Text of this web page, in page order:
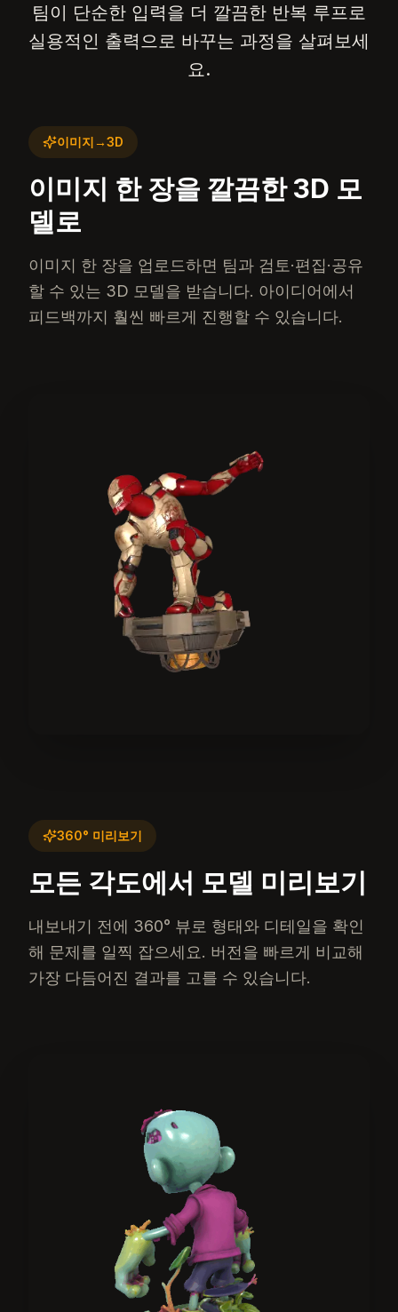
팀이 단순한 입력을 더 깔끔한 반복 루프로
실용적인 출력으로 바꾸는 과정을 살펴보세
요.
이미지→3D
이미지 한 장을 깔끔한 3D 모
델로
이미지 한 장을 업로드하면 팀과 검토·편집·공유
할 수 있는 3D 모델을 받습니다. 아이디어에서
피드백까지 훨씬 빠르게 진행할 수 있습니다.
360° 미리보기
모든 각도에서 모델 미리보기
내보내기 전에 360° 뷰로 형태와 디테일을 확인
해 문제를 일찍 잡으세요. 버전을 빠르게 비교해
가장 다듬어진 결과를 고를 수 있습니다.